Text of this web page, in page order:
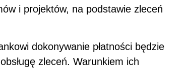
i projektów, na podstawie zleceń
dokonywanie płatności będzie
zleceń. Warunkiem ich